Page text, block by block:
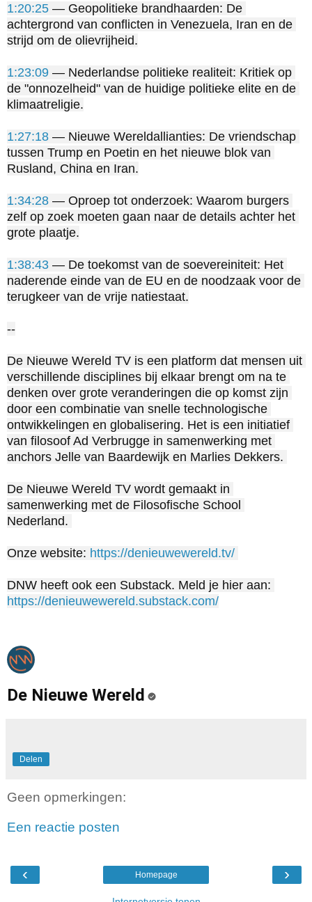
1:20:25 — Geopolitieke brandhaarden: De
achtergrond van conflicten in Venezuela, Iran en de
strijd om de olievrijheid.
1:23:09 — Nederlandse politieke realiteit: Kritiek op
de "onnozelheid" van de huidige politieke elite en de
klimaatreligie.
1:27:18 — Nieuwe Wereldallianties: De vriendschap
tussen Trump en Poetin en het nieuwe blok van
Rusland, China en Iran.
1:34:28 — Oproep tot onderzoek: Waarom burgers
zelf op zoek moeten gaan naar de details achter het
grote plaatje.
1:38:43 — De toekomst van de soevereiniteit: Het
naderende einde van de EU en de noodzaak voor de
terugkeer van de vrije natiestaat.
--
De Nieuwe Wereld TV is een platform dat mensen uit
verschillende disciplines bij elkaar brengt om na te
denken over grote veranderingen die op komst zijn
door een combinatie van snelle technologische
ontwikkelingen en globalisering. Het is een initiatief
van filosoof Ad Verbrugge in samenwerking met
anchors Jelle van Baardewijk en Marlies Dekkers.
De Nieuwe Wereld TV wordt gemaakt in
samenwerking met de Filosofische School
Nederland.
Onze website: https://denieuwewereld.tv/
https://denieuwewereld.substack.com/
De Nieuwe Wereld
Delen
Geen opmerkingen:
Een reactie posten
‹ ›
Homepage